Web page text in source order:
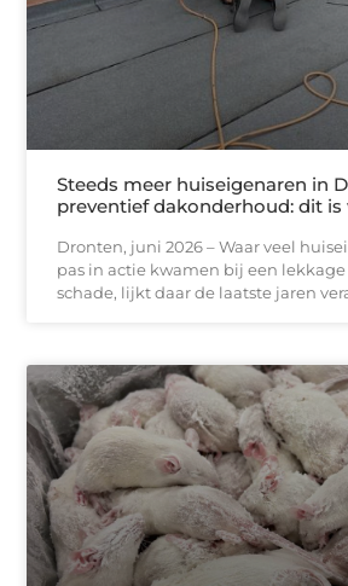
Steeds meer huiseigenaren in
preventief dakonderhoud: dit is
Dronten, juni 2026 – Waar veel
pas in actie kwamen bij een
schade, lijkt daar de laatste jaren